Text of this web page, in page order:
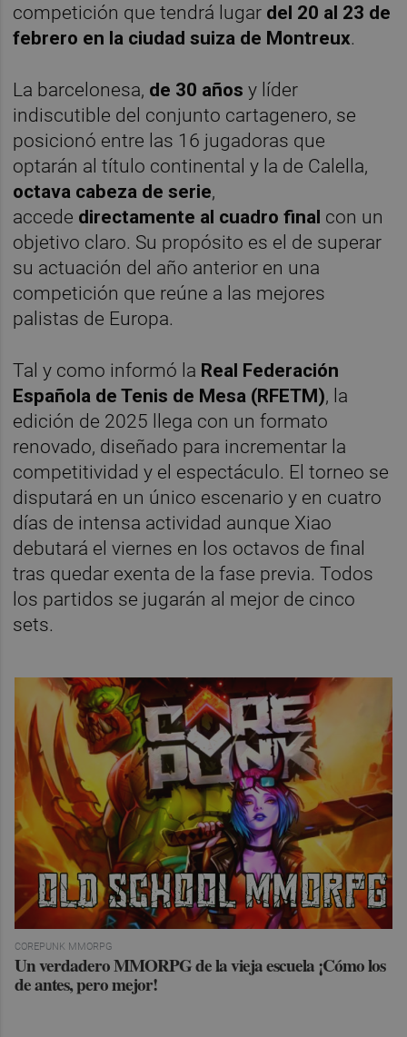
competición que tendrá lugar del 20 al 23 de
febrero en la ciudad suiza de Montreux.
La barcelonesa, de 30 años y líder
indiscutible del conjunto cartagenero, se
posicionó entre las 16 jugadoras que
optarán al título continental y la de Calella,
octava cabeza de serie,
accede directamente al cuadro final con un
objetivo claro. Su propósito es el de superar
su actuación del año anterior en una
competición que reúne a las mejores
palistas de Europa.
Tal y como informó la Real Federación
Española de Tenis de Mesa (RFETM), la
edición de 2025 llega con un formato
renovado, diseñado para incrementar la
competitividad y el espectáculo. El torneo se
disputará en un único escenario y en cuatro
días de intensa actividad aunque Xiao
debutará el viernes en los octavos de final
tras quedar exenta de la fase previa. Todos
los partidos se jugarán al mejor de cinco
sets.
COREPUNK MMORPG
Un verdadero MMORPG de la vieja escuela ¡Cómo los
de antes, pero mejor!